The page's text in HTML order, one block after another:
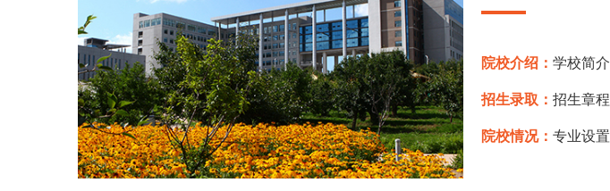
院校介绍：学校简介
招生录取：招生章程
院校情况：专业设置